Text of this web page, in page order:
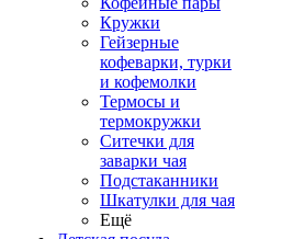
Кружки
Гейзерные
кофеварки, турки
и кофемолки
Термосы и
термокружки
Ситечки для
заварки чая
Подстаканники
Шкатулки для чая
Ещё